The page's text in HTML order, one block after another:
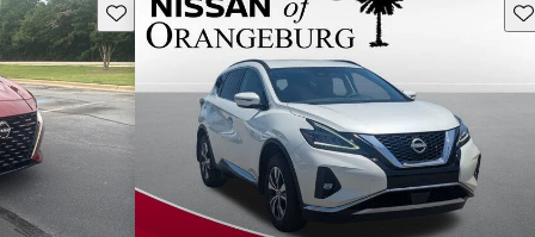
Guarda este Aviso